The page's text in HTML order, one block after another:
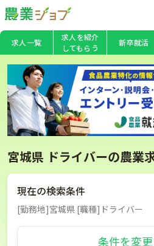
求人一覧
求人を紹介
してもらう
新卒就活
宮城県 ドライバーの農業
現在の検索条件
[勤務地]宮城県 [職種]ドライバー
条件を変